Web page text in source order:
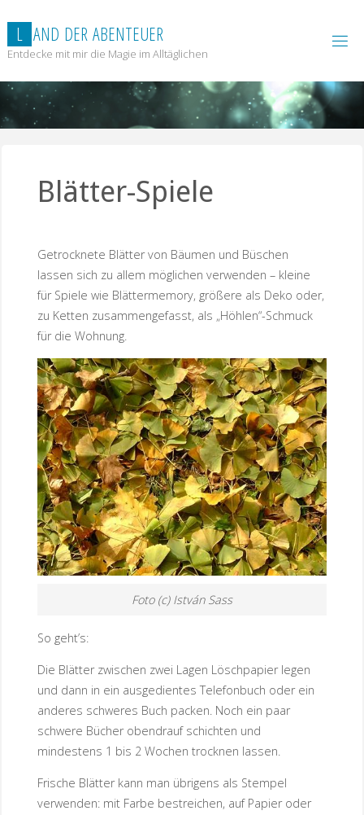
Inhalt
springen
L AND DER ABENTEUER
Entdecke mit mir die Magie im Alltäglichen
Blätter-Spiele
Getrocknete Blätter von Bäumen und Büschen
lassen sich zu allem möglichen verwenden – kleine
für Spiele wie Blättermemory, größere als Deko oder,
zu Ketten zusammengefasst, als „Höhlen“-Schmuck
für die Wohnung.
Foto (c) István Sass
So geht’s:
Die Blätter zwischen zwei Lagen Löschpapier legen
und dann in ein ausgedientes Telefonbuch oder ein
anderes schweres Buch packen. Noch ein paar
schwere Bücher obendrauf schichten und
mindestens 1 bis 2 Wochen trocknen lassen.
Frische Blätter kann man übrigens als Stempel
verwenden: mit Farbe bestreichen, auf Papier oder